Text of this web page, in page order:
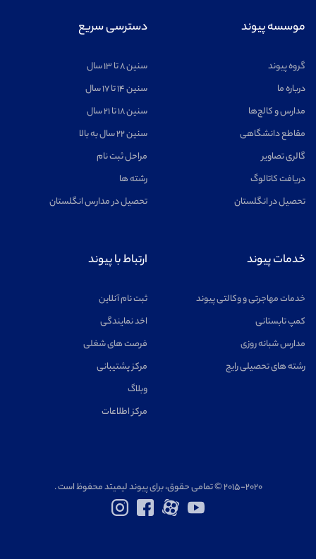
موسسه پیوند
گروه پیوند
درباره ما
مدارس و کالج‌ها
مقاطع دانشگاهی
گالری تصاویر
دریافت کاتالوگ
تحصیل در انگلستان
دسترسی سریع
سنین ۸ تا ۱۳ سال
سنین ۱۴ تا ۱۷ سال
سنین ۱۸ تا ۲۱ سال
سنین ۲۲ سال به بالا
مراحل ثبت نام
رشته ها
تحصیل در مدارس انگلستان
خدمات پیوند
خدمات مهاجرتی و وکالتی پیوند
کمپ تابستانی
مدارس شبانه روزی
رشته های تحصیلی رایج
ارتباط با پیوند
ثبت نام آنلاین
اخد نمایندگی
فرصت های شغلی
مرکز پشتیبانی
وبلاگ
مرکز اطلاعات
۲۰۱۵-۲۰۲۰ © تمامی حقوق، برای پیوند لیمیتد محفوظ است .